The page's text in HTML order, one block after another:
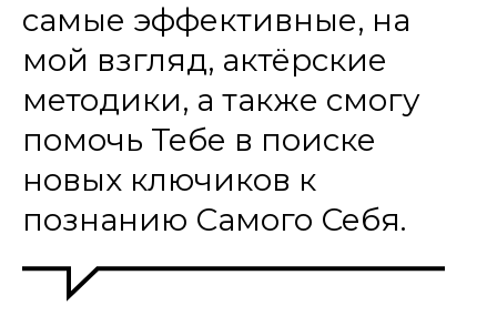
самые эффективные, на
мой взгляд, актёрские
методики, а также смогу
помочь Тебе в поиске
новых ключиков к
познанию Самого Себя.